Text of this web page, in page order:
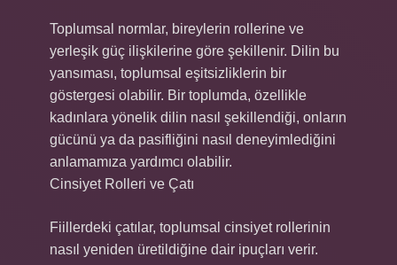
Toplumsal normlar, bireylerin rollerine ve
yerleşik güç ilişkilerine göre şekillenir. Dilin bu
yansıması, toplumsal eşitsizliklerin bir
göstergesi olabilir. Bir toplumda, özellikle
kadınlara yönelik dilin nasıl şekillendiği, onların
gücünü ya da pasifliğini nasıl deneyimlediğini
anlamamıza yardımcı olabilir.
Cinsiyet Rolleri ve Çatı
Fiillerdeki çatılar, toplumsal cinsiyet rollerinin
nasıl yeniden üretildiğine dair ipuçları verir.